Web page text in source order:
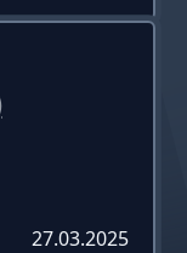
27.03.2025